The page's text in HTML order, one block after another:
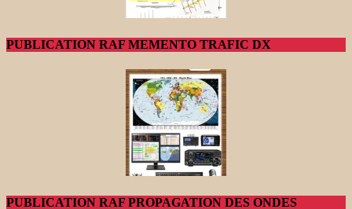
PUBLICATION RAF MEMENTO TRAFIC DX
PUBLICATION RAF PROPAGATION DES ONDES